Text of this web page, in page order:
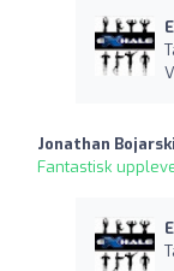
Jonathan Bojarski
Fantastisk